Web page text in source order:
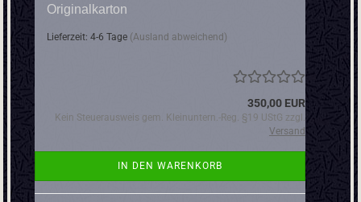
Originalkarton
Lieferzeit: 4-6 Tage (Ausland abweichend)
350,00 EUR
Kein Steuerausweis gem. Kleinuntern.-Reg. §19 UStG zzgl.
Versand
IN DEN WARENKORB